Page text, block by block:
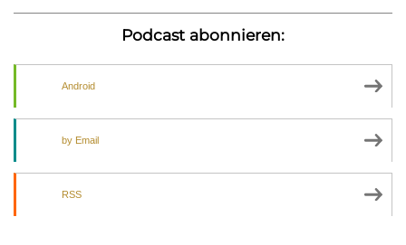
Podcast abonnieren:
Android
by Email
RSS